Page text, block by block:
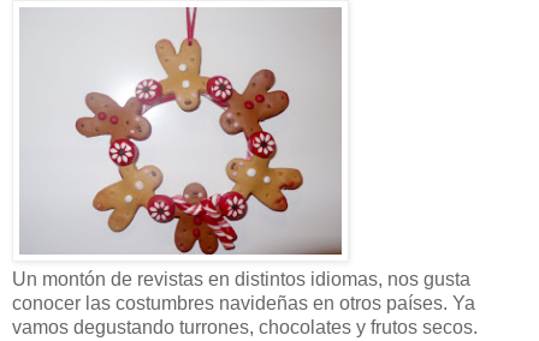
Un montón de revistas en distintos idiomas, nos gusta
conocer las costumbres navideñas en otros países. Ya
vamos degustando turrones, chocolates y frutos secos.